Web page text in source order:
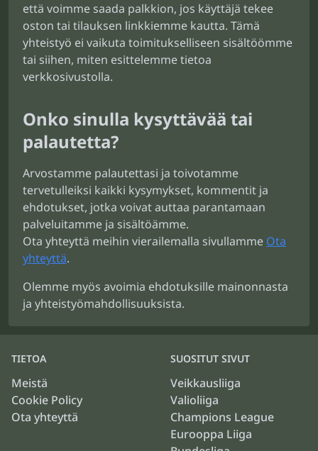
että voimme saada palkkion, jos käyttäjä tekee
oston tai tilauksen linkkiemme kautta. Tämä
yhteistyö ei vaikuta toimitukselliseen sisältöömme
tai siihen, miten esittelemme tietoa
verkkosivustolla.
Onko sinulla kysyttävää tai
palautetta?
Arvostamme palautettasi ja toivotamme
tervetulleiksi kaikki kysymykset, kommentit ja
ehdotukset, jotka voivat auttaa parantamaan
palveluitamme ja sisältöämme.
Ota yhteyttä meihin vierailemalla sivullamme Ota
yhteyttä.
Olemme myös avoimia ehdotuksille mainonnasta
ja yhteistyömahdollisuuksista.
TIETOA
Meistä
Cookie Policy
Ota yhteyttä
SUOSITUT SIVUT
Veikkausliiga
Valioliiga
Champions League
Eurooppa Liiga